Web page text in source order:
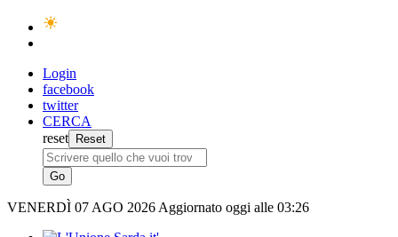
Login
facebook
twitter
CERCA
reset
VENERDÌ 07 AGO 2026 Aggiornato oggi alle 03:26